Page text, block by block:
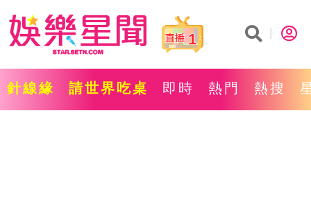
1
針線緣 請世界吃桌 即時 熱門 熱搜